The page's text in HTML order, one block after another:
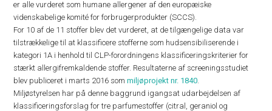
er alle vurderet som humane allergener af den europæiske
videnskabelige komité for forbrugerprodukter (SCCS).
For 10 af de 11 stoffer blev det vurderet, at de tilgængelige data var
tilstrækkelige til at klassificere stofferne som hudsensibiliserende i
kategori 1A i henhold til CLP-forordningens klassificeringskriterier for
stærkt allergifremkaldende stoffer. Resultaterne af screeningsstudiet
blev publiceret i marts 2016 sommiljøprojekt nr. 1840.
Miljøstyrelsen har på denne baggrund igangsat udarbejdelsen af
klassificeringsforslag for tre parfumestoffer (citral, geraniol og